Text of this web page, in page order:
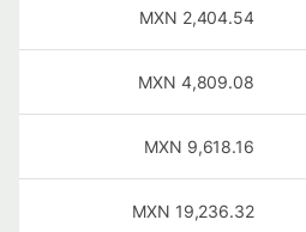
2,404.54
MXN
4,809.08
MXN
9,618.16
MXN
19,236.32
MXN